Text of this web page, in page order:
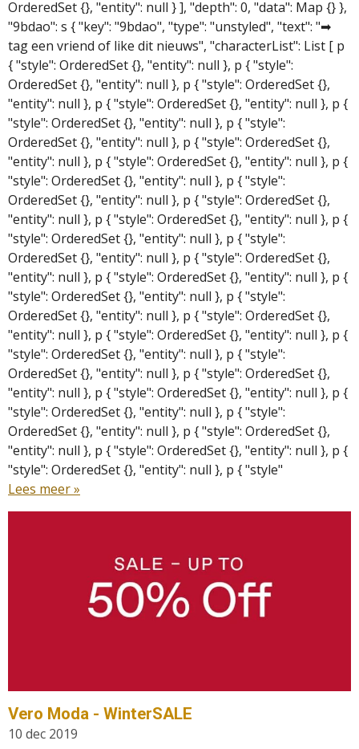
OrderedSet {}, "entity": null } ], "depth": 0, "data": Map {} },
"9bdao": s { "key": "9bdao", "type": "unstyled", "text": "➡
tag een vriend of like dit nieuws", "characterList": List [ p
{ "style": OrderedSet {}, "entity": null }, p { "style":
OrderedSet {}, "entity": null }, p { "style": OrderedSet {},
"entity": null }, p { "style": OrderedSet {}, "entity": null }, p {
"style": OrderedSet {}, "entity": null }, p { "style":
OrderedSet {}, "entity": null }, p { "style": OrderedSet {},
"entity": null }, p { "style": OrderedSet {}, "entity": null }, p {
"style": OrderedSet {}, "entity": null }, p { "style":
OrderedSet {}, "entity": null }, p { "style": OrderedSet {},
"entity": null }, p { "style": OrderedSet {}, "entity": null }, p {
"style": OrderedSet {}, "entity": null }, p { "style":
OrderedSet {}, "entity": null }, p { "style": OrderedSet {},
"entity": null }, p { "style": OrderedSet {}, "entity": null }, p {
"style": OrderedSet {}, "entity": null }, p { "style":
OrderedSet {}, "entity": null }, p { "style": OrderedSet {},
"entity": null }, p { "style": OrderedSet {}, "entity": null }, p {
"style": OrderedSet {}, "entity": null }, p { "style":
OrderedSet {}, "entity": null }, p { "style": OrderedSet {},
"entity": null }, p { "style": OrderedSet {}, "entity": null }, p {
"style": OrderedSet {}, "entity": null }, p { "style":
OrderedSet {}, "entity": null }, p { "style": OrderedSet {},
"entity": null }, p { "style": OrderedSet {}, "entity": null }, p {
"style": OrderedSet {}, "entity": null }, p { "style"
Lees meer »
Vero Moda - WinterSALE
10 dec 2019